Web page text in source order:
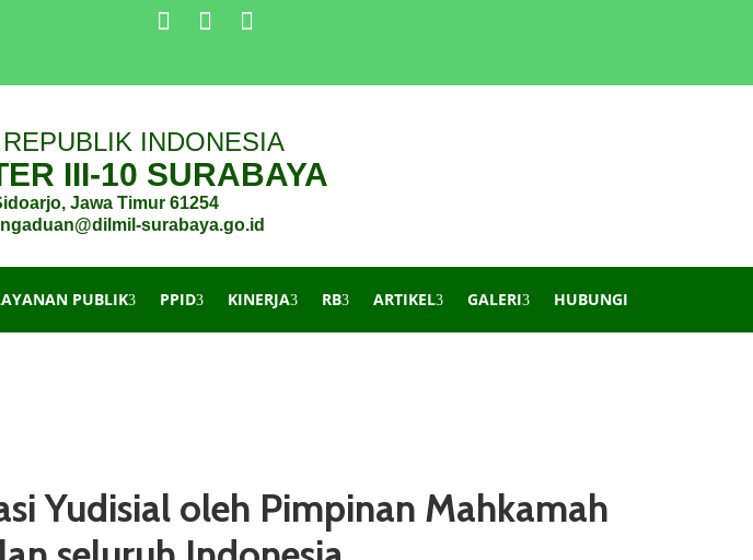
INDONESIA
III-10 SURABAYA
Jawa Timur 61254
surabaya.go.id
PUBLIK PPID KINERJA RB ARTIKEL GALERI HUBUNGI
Yudisial oleh Pimpinan Mahkamah